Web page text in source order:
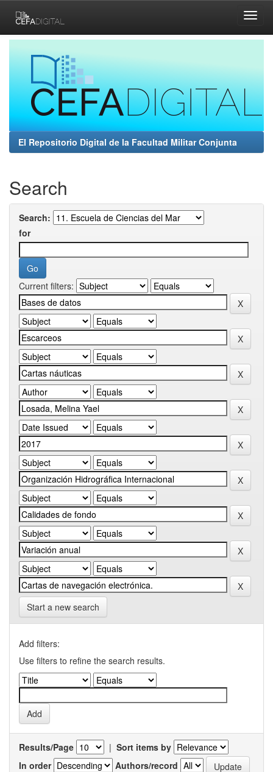
navigation
El Repositorio Digital de la Facultad Militar Conjunta
Search
Search:
for
Current filters:
Start a new search
Add filters:
Use filters to refine the search results.
Results/Page | Sort items by
In order
Authors/record